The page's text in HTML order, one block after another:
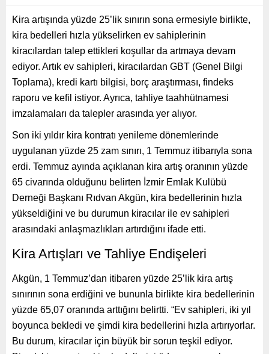
Kira artışında yüzde 25’lik sınırın sona ermesiyle birlikte,
kira bedelleri hızla yükselirken ev sahiplerinin
kiracılardan talep ettikleri koşullar da artmaya devam
ediyor. Artık ev sahipleri, kiracılardan GBT (Genel Bilgi
Toplama), kredi kartı bilgisi, borç araştırması, findeks
raporu ve kefil istiyor. Ayrıca, tahliye taahhütnamesi
imzalamaları da talepler arasında yer alıyor.
Son iki yıldır kira kontratı yenileme dönemlerinde
uygulanan yüzde 25 zam sınırı, 1 Temmuz itibarıyla sona
erdi. Temmuz ayında açıklanan kira artış oranının yüzde
65 civarında olduğunu belirten İzmir Emlak Kulübü
Derneği Başkanı Rıdvan Akgün, kira bedellerinin hızla
yükseldiğini ve bu durumun kiracılar ile ev sahipleri
arasındaki anlaşmazlıkları artırdığını ifade etti.
Kira Artışları ve Tahliye Endişeleri
Akgün, 1 Temmuz’dan itibaren yüzde 25’lik kira artış
sınırının sona erdiğini ve bununla birlikte kira bedellerinin
yüzde 65,07 oranında arttığını belirtti. “Ev sahipleri, iki yıl
boyunca bekledi ve şimdi kira bedellerini hızla artırıyorlar.
Bu durum, kiracılar için büyük bir sorun teşkil ediyor.